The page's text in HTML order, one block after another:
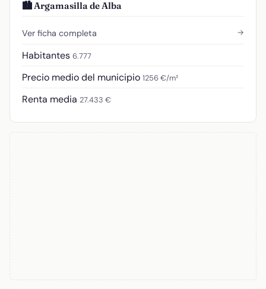
🏙️ Argamasilla de Alba
Ver ficha completa →
Habitantes 6.777
Precio medio del municipio 1256 €/m²
Renta media 27.433 €